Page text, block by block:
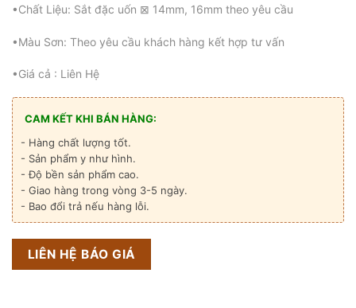
•Chất Liệu: Sắt đặc uốn ⊠ 14mm, 16mm theo yêu cầu
•Màu Sơn: Theo yêu cầu khách hàng kết hợp tư vấn
•Giá cả : Liên Hệ
CAM KẾT KHI BÁN HÀNG:
- Hàng chất lượng tốt.
- Sản phẩm y như hình.
- Độ bền sản phẩm cao.
- Giao hàng trong vòng 3-5 ngày.
- Bao đổi trả nếu hàng lỗi.
LIÊN HỆ BÁO GIÁ